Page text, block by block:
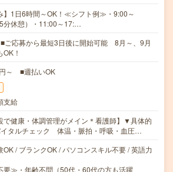
】1日6時間～OK！≪シフト例≫・9:00～
分休憩）・11:00～17:…
応募から最短3日後に開始可能 8月～、9月
！
～ ■週払いOK
支給
で健康・体調管理がメイン＊看護師】▼具体的
タルチェック 体温・脈拍・呼吸・血圧…
OK / ブランクOK / パソコンスキル不要 / 英語力
要≫・年齢不問（50代・60代の方も活躍